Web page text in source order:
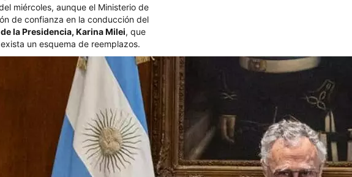
miércoles, aunque el Ministerio de
de confianza en la conducción del
la Presidencia, Karina Milei, que
un esquema de reemplazos.